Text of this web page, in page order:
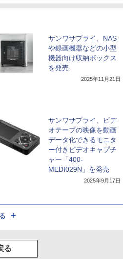
サンワサプライ、NAS
や録画機器などの小型
機器向け収納ボックス
を発売
2025年11月21日
サンワサプライ、ビデ
オテープの映像を動画
データ化できるモニタ
ー付きビデオキャプチ
ャー「400-
MEDI029N」を発売
2025年9月17日
る